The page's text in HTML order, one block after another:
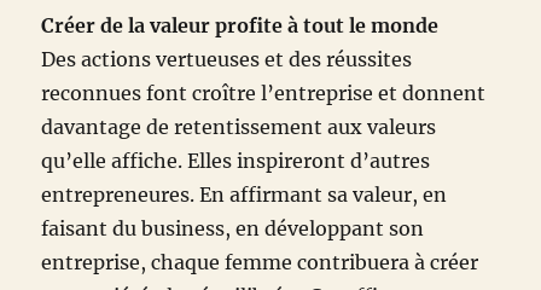
Créer de la valeur profite à tout le monde
Des actions vertueuses et des réussites
reconnues font croître l’entreprise et donnent
davantage de retentissement aux valeurs
qu’elle affiche. Elles inspireront d’autres
entrepreneures. En affirmant sa valeur, en
faisant du business, en développant son
entreprise, chaque femme contribuera à créer